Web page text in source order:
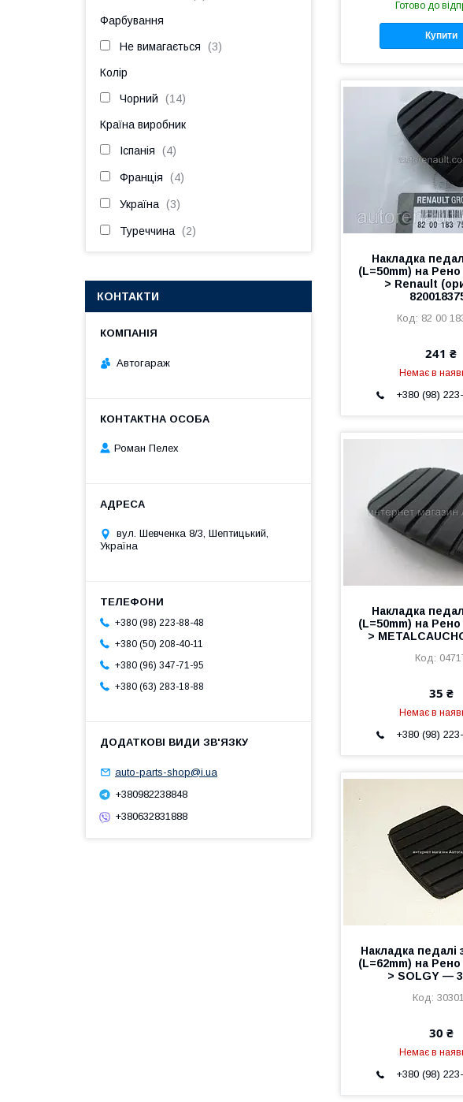
Готово до
Купити
Накладка
(L=50mm) на Рено
> Renault
82 00
241 ₴
Немає в
+380 (98)
Накладка
(L=50mm) на Рено
>
35 ₴
Немає в
+380 (98)
Накладка педалі
(L=62mm) на Рено
> SOLGY —
30 ₴
Немає в
+380 (98)
Фарбування
Не вимагається 3
Колір
Чорний 14
Країна виробник
Іспанія 4
Франція 4
Україна 3
Туреччина 2
КОНТАКТИ
Автогараж
Роман Пелех
вул. Шевченка 8/3, Шептицький,
Україна
+380 (98) 223-88-48
+380 (50) 208-40-11
+380 (96) 347-71-95
+380 (63) 283-18-88
auto-parts-shop@i.ua
+380982238848
+380632831888